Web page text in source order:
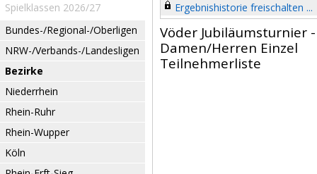
Spielklassen 2026/27
Bundes-/Regional-/Oberligen
NRW-/Verbands-/Landesligen
Bezirke
Niederrhein
Rhein-Ruhr
Rhein-Wupper
Köln
Ergebnishistorie freischalten ...
Vöder Jubiläumsturnier
Damen/Herren Einzel
Teilnehmerliste